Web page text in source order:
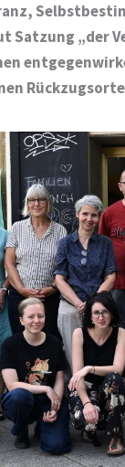
Satzung „der